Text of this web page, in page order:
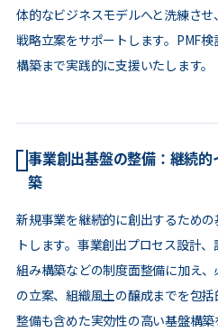
体的なビジネスモデルへと洗練さ
戦略立案をサポートします。PMF
構築まで実践的に支援いたします。
事業創出基盤の整備：継続
築
新規事業を継続的に創出するため
トします。事業創出プロセス設計
組み構築などの制度面整備に加え
の立案、組織風土の醸成までを包
整備も含めた実効性の高い基盤構築